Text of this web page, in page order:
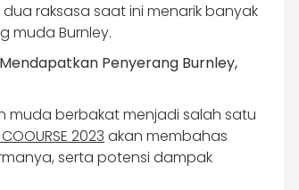
raksasa saat ini menarik banyak
muda Burnley.
muda berbakat menjadi salah satu
2023 akan membahas
serta potensi dampak